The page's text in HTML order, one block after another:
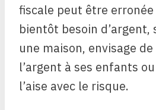
fiscale peut être
bientôt besoin
une maison, envisage
l’argent à ses enfants
l’aise avec le risque.